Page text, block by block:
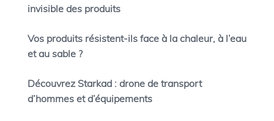
invisible des produits
Vos produits résistent-ils face à la chaleur, à l’eau
et au sable ?
Découvrez Starkad : drone de transport
d’hommes et d’équipements